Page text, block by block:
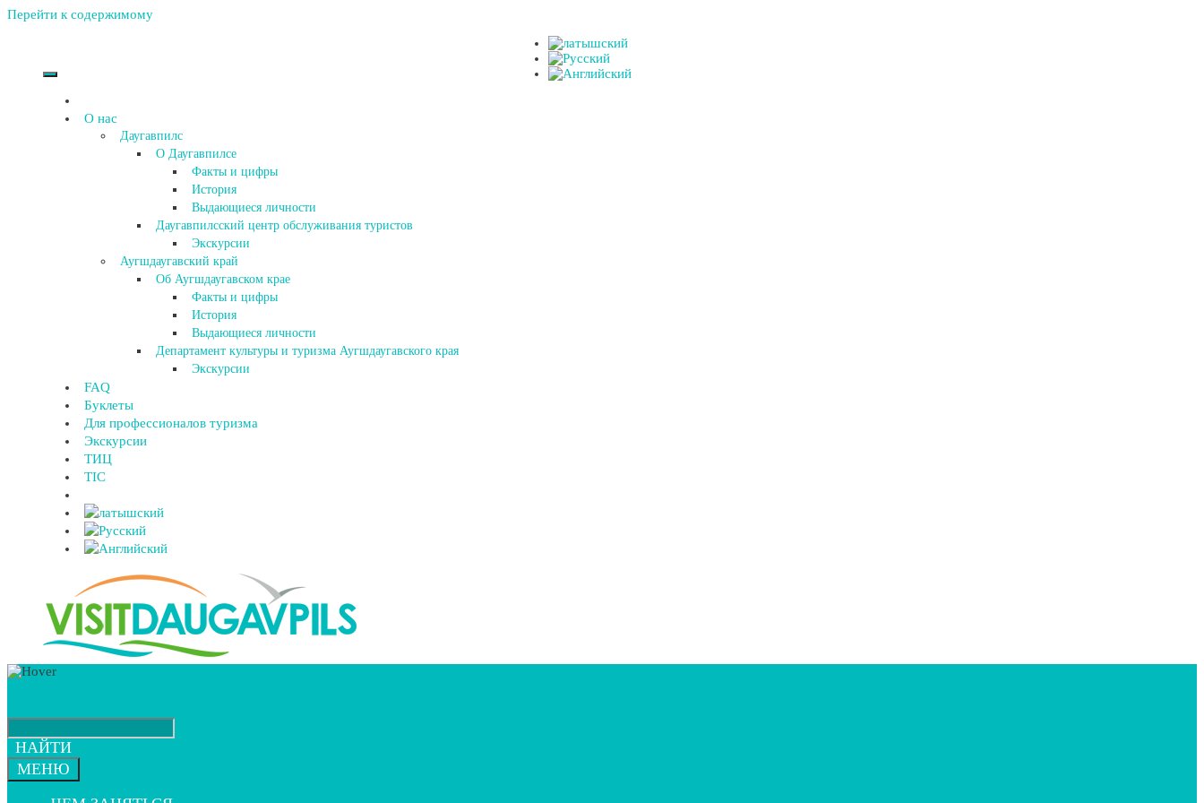
Перейти к содержимому
О нас
Даугавпилс
О Даугавпилсе
Факты и цифры
История
Выдающиеся личности
Даугавпилсский центр обслуживания туристов
Экскурсии
Аугшдаугавский край
Об Аугшдаугавском крае
Факты и цифры
История
Выдающиеся личности
Департамент культуры и туризма Аугшдаугавского края
Экскурсии
FAQ
Буклеты
Для профессионалов туризма
Экскурсии
ТИЦ
TIC
НАЙТИ
МЕНЮ